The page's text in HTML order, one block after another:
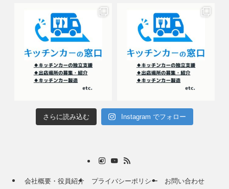
さらに読み込む Instagram でフォロー
会社概要・役員紹介 プライバシーポリシー お問い合わせ